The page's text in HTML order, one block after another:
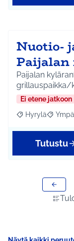
Nuotio-
Paijalan
Paijalan
grillauspaikka/
Ei etene jatkoon
Rajaa tulokset
Hyrylä Rajaa
Tutustu